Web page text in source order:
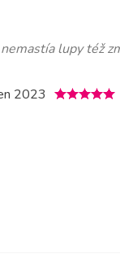
druhém
po
věřit.
volba.